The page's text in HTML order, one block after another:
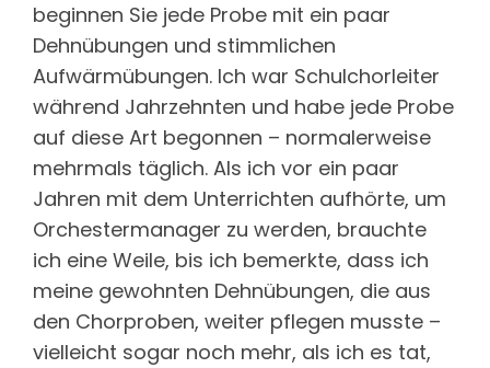
beginnen Sie jede Probe mit ein paar
Dehnübungen und stimmlichen
Aufwärmübungen. Ich war Schulchorleiter
während Jahrzehnten und habe jede Probe
auf diese Art begonnen – normalerweise
mehrmals täglich. Als ich vor ein paar
Jahren mit dem Unterrichten aufhörte, um
Orchestermanager zu werden, brauchte
ich eine Weile, bis ich bemerkte, dass ich
meine gewohnten Dehnübungen, die aus
den Chorproben, weiter pflegen musste –
vielleicht sogar noch mehr, als ich es tat,